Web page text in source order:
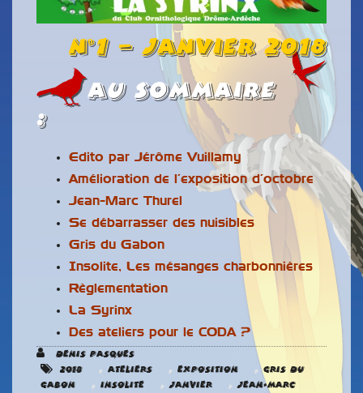
n°1 – Janvier 2018
Au Sommaire
:
Edito par Jérôme Vuillamy
Amélioration de l’exposition d’octobre
Jean-Marc Thurel
Se débarrasser des nuisibles
Gris du Gabon
Insolite, Les mésanges charbonnières
Règlementation
La Syrinx
Des ateliers pour le CODA ?
Denis Pasques
2018
, Ateliers , Exposition ,Gris du
Gabon
, Insolite ,Janvier ,Jean-Marc